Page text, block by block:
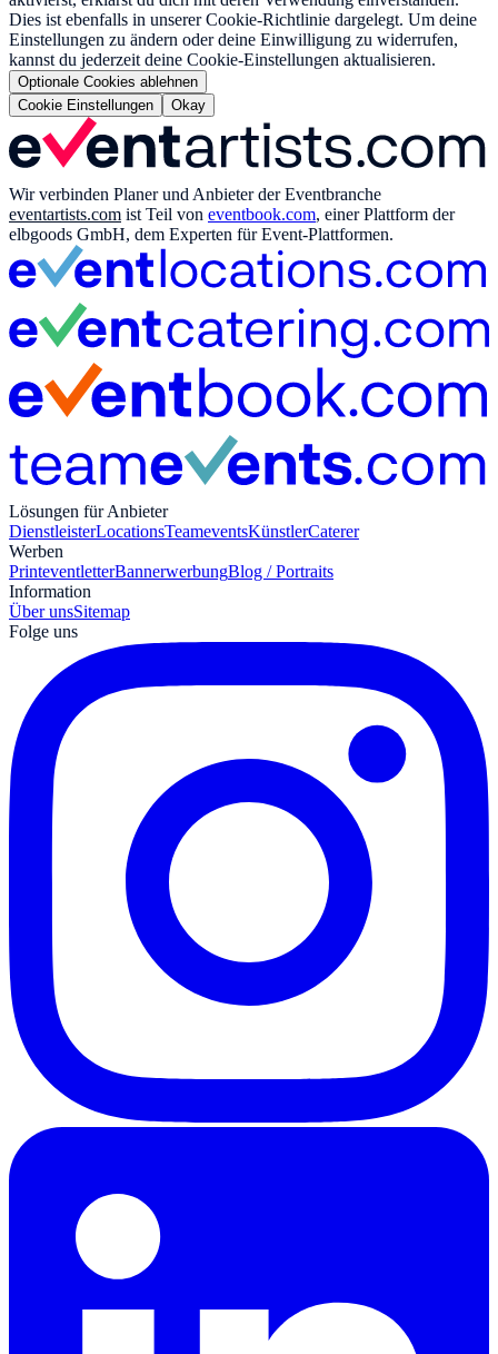
Dies ist ebenfalls in unserer Cookie-Richtlinie dargelegt. Um deine
Einstellungen zu ändern oder deine Einwilligung zu widerrufen,
kannst du jederzeit deine Cookie-Einstellungen aktualisieren.
Optionale Cookies ablehnen
Cookie Einstellungen
Okay
Wir verbinden Planer und Anbieter der Eventbranche
eventartists.com ist Teil von eventbook.com, einer Plattform der
elbgoods GmbH, dem Experten für Event-Plattformen.
Lösungen für Anbieter
DienstleisterLocationsTeameventsKünstlerCaterer
Werben
PrinteventletterBannerwerbungBlog / Portraits
Information
Über unsSitemap
Folge uns